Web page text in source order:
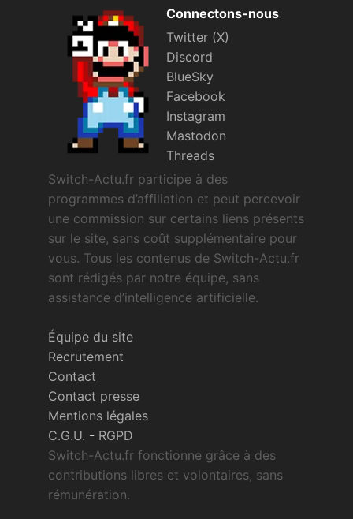
Connectons-nous
Twitter (X)
Discord
BlueSky
Facebook
Instagram
Mastodon
Threads
Switch-Actu.fr participe à des
programmes d’affiliation et peut percevoir
une commission sur certains liens présents
sur le site, sans coût supplémentaire pour
vous. Tous les contenus de Switch-Actu.fr
sont rédigés par notre équipe, sans
assistance d’intelligence artificielle.
Équipe du site
Recrutement
Contact
Contact presse
Mentions légales
C.G.U. - RGPD
Switch-Actu.fr fonctionne grâce à des
contributions libres et volontaires, sans
rémunération.